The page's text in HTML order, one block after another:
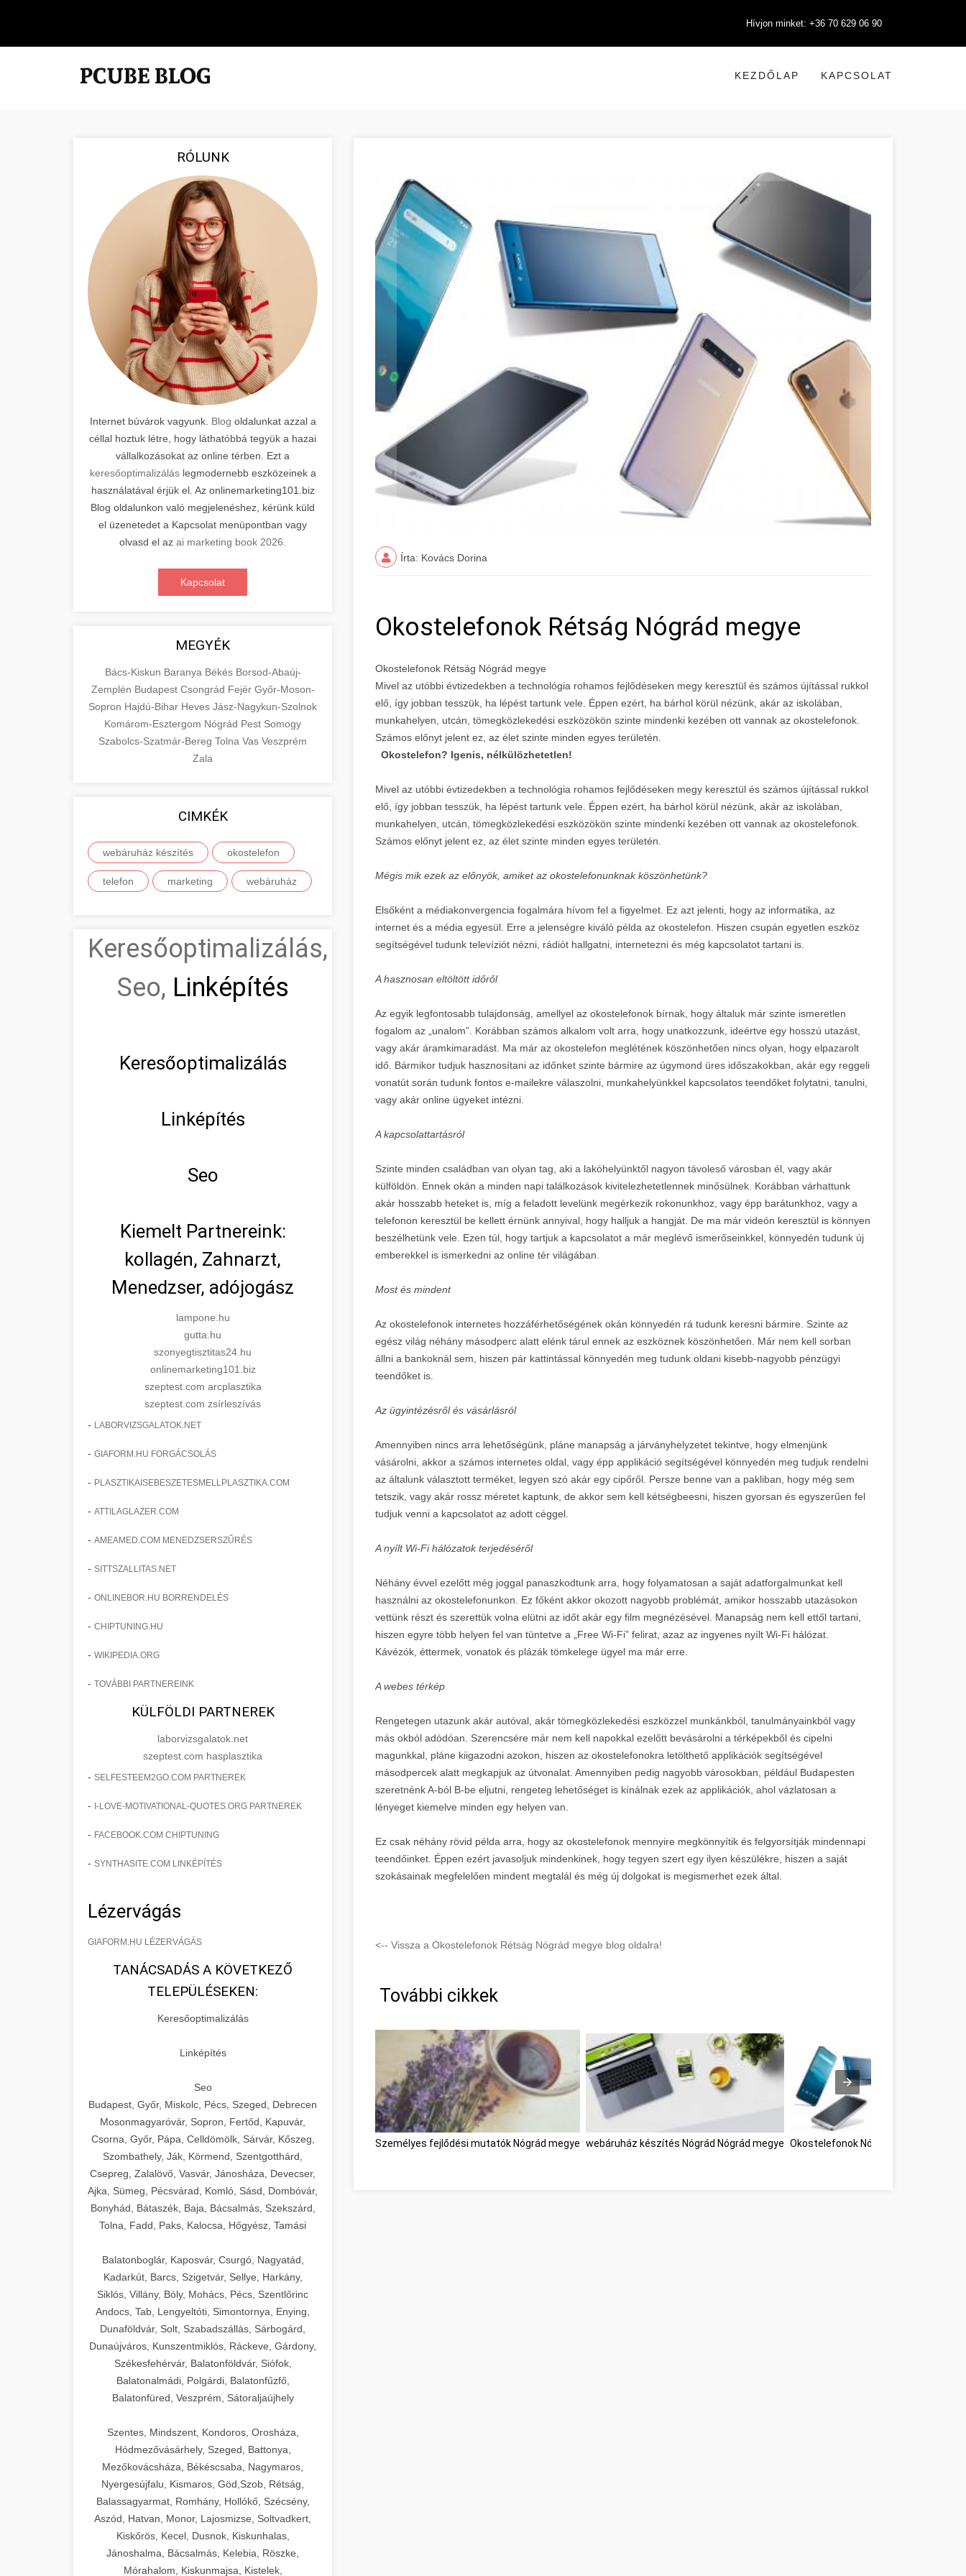
Hívjon minket: +36 70 629 06 90
KEZDŐLAP KAPCSOLAT
RÓLUNK
Internet búvárok vagyunk. Blog oldalunkat azzal a
céllal hoztuk létre, hogy láthatóbbá tegyük a hazai
vállalkozásokat az online térben. Ezt a
keresőoptimalizáláslegmodernebb eszközeinek a
használatával érjük el. Az onlinemarketing101.biz
Blog oldalunkon való megjelenéshez, kérünk küld
el üzenetedet a Kapcsolat menüpontban vagy
olvasd el az ai marketing book 2026
Kapcsolat
MEGYÉK
Bács-Kiskun Baranya Békés Borsod-Abaúj-
Zemplén Budapest Csongrád Fejér Győr-Moson-
Sopron Hajdú-Bihar Heves Jász-Nagykun-Szolnok
Komárom-Esztergom Nógrád Pest Somogy
Szabolcs-Szatmár-Bereg Tolna Vas Veszprém
Zala
CIMKÉK
webáruház készítés okostelefon
telefon marketing webáruház
Keresőoptimalizálás,
Seo, Linképítés
Keresőoptimalizálás
Linképítés
Seo
Kiemelt Partnereink:
kollagén, Zahnarzt,
Menedzser, adójogász
lampone.hu
gutta.hu
szonyegtisztitas24.hu
onlinemarketing101.biz
szeptest.com arcplasztika
szeptest.com zsírleszívás
- LABORVIZSGALATOK.NET
- GIAFORM.HU FORGÁCSOLÁS
- PLASZTIKAISEBESZETESMELLPLASZTIKA.COM
- ATTILAGLAZER.COM
- AMEAMED.COM MENEDZSERSZŰRÉS
- SITTSZALLITAS.NET
- ONLINEBOR.HU BORRENDELÉS
- CHIPTUNING.HU
- WIKIPEDIA.ORG
- TOVÁBBI PARTNEREINK
KÜLFÖLDI PARTNEREK
laborvizsgalatok.net
szeptest.com hasplasztika
- SELFESTEEM2GO.COM PARTNEREK
- I-LOVE-MOTIVATIONAL-QUOTES.ORG PARTNEREK
- FACEBOOK.COM CHIPTUNING
- SYNTHASITE.COM LINKÉPÍTÉS
Lézervágás
GIAFORM.HU LÉZERVÁGÁS
TANÁCSADÁS A KÖVETKEZŐ
TELEPÜLÉSEKEN:
Keresőoptimalizálás
Linképítés
Seo
Budapest, Győr, Miskolc, Pécs, Szeged, Debrecen
Mosonmagyaróvár, Sopron, Fertőd, Kapuvár,
Csorna, Győr, Pápa, Celldömölk, Sárvár, Kőszeg,
Szombathely, Ják, Körmend, Szentgotthárd,
Csepreg, Zalalövő, Vasvár, Jánosháza, Devecser,
Ajka, Sümeg, Pécsvárad, Komló, Sásd, Dombóvár,
Bonyhád, Bátaszék, Baja, Bácsalmás, Szekszárd,
Tolna, Fadd, Paks, Kalocsa, Hőgyész, Tamási
Balatonboglár, Kaposvár, Csurgó, Nagyatád,
Kadarkút, Barcs, Szigetvár, Sellye, Harkány,
Siklós, Villány, Bóly, Mohács, Pécs, Szentlőrinc
Andocs, Tab, Lengyeltóti, Simontornya, Enying,
Dunaföldvár, Solt, Szabadszállás, Sárbogárd,
Dunaújváros, Kunszentmiklós, Ráckeve, Gárdony,
Székesfehérvár, Balatonföldvár, Siófok,
Balatonalmádi, Polgárdi, Balatonfűzfő,
Balatonfüred, Veszprém, Sátoraljaújhely
Szentes, Mindszent, Kondoros, Orosháza,
Hódmezővásárhely, Szeged, Battonya,
Mezőkovácsháza, Békéscsaba, Nagymaros,
Nyergesújfalu, Kismaros, Göd,Szob, Rétság,
Balassagyarmat, Romhány, Hollókő, Szécsény,
Aszód, Hatvan, Monor, Lajosmizse, Soltvadkert,
Kiskőrös, Kecel, Dusnok, Kiskunhalas,
Jánoshalma, Bácsalmás, Kelebia, Röszke,
Mórahalom, Kiskunmajsa, Kistelek,
Írta: Kovács Dorina
Okostelefonok Rétság Nógrád megye
Okostelefonok Rétság Nógrád megye
Mivel az utóbbi évtizedekben a technológia rohamos fejlődéseken megy keresztül és számos újítással rukkol
elő, így jobban tesszük, ha lépést tartunk vele. Éppen ezért, ha bárhol körül nézünk, akár az iskolában,
munkahelyen, utcán, tömegközlekedési eszközökön szinte mindenki kezében ott vannak az okostelefonok.
Számos előnyt jelent ez, az élet szinte minden egyes területén.
Okostelefon? Igenis, nélkülözhetetlen!
Mivel az utóbbi évtizedekben a technológia rohamos fejlődéseken megy keresztül és számos újítással rukkol
elő, így jobban tesszük, ha lépést tartunk vele. Éppen ezért, ha bárhol körül nézünk, akár az iskolában,
munkahelyen, utcán, tömegközlekedési eszközökön szinte mindenki kezében ott vannak az okostelefonok.
Számos előnyt jelent ez, az élet szinte minden egyes területén.
Mégis mik ezek az előnyök, amiket az okostelefonunknak köszönhetünk?
Elsőként a médiakonvergencia fogalmára hívom fel a figyelmet. Ez azt jelenti, hogy az informatika, az
internet és a média egyesül. Erre a jelenségre kiváló példa az okostelefon. Hiszen csupán egyetlen eszköz
segítségével tudunk televíziót nézni, rádiót hallgatni, internetezni és még kapcsolatot tartani is.
A hasznosan eltöltött időről
Az egyik legfontosabb tulajdonság, amellyel az okostelefonok bírnak, hogy általuk már szinte ismeretlen
fogalom az „unalom”. Korábban számos alkalom volt arra, hogy unatkozzunk, ideértve egy hosszú utazást,
vagy akár áramkimaradást. Ma már az okostelefon meglétének köszönhetően nincs olyan, hogy elpazarolt
idő. Bármikor tudjuk hasznosítani az időnket szinte bármire az úgymond üres időszakokban, akár egy reggeli
vonatút során tudunk fontos e-mailekre válaszolni, munkahelyünkkel kapcsolatos teendőket folytatni, tanulni,
vagy akár online ügyeket intézni.
A kapcsolattartásról
Szinte minden családban van olyan tag, aki a lakóhelyünktől nagyon távoleső városban él, vagy akár
külföldön. Ennek okán a minden napi találkozások kivitelezhetetlennek minősülnek. Korábban várhattunk
akár hosszabb heteket is, míg a feladott levelünk megérkezik rokonunkhoz, vagy épp barátunkhoz, vagy a
telefonon keresztül be kellett érnünk annyival, hogy halljuk a hangját. De ma már videón keresztül is könnyen
beszélhetünk vele. Ezen túl, hogy tartjuk a kapcsolatot a már meglévő ismerőseinkkel, könnyedén tudunk új
emberekkel is ismerkedni az online tér világában.
Most és mindent
Az okostelefonok internetes hozzáférhetőségének okán könnyedén rá tudunk keresni bármire. Szinte az
egész világ néhány másodperc alatt elénk tárul ennek az eszköznek köszönhetően. Már nem kell sorban
állni a bankoknál sem, hiszen pár kattintással könnyedén meg tudunk oldani kisebb-nagyobb pénzügyi
teendőket is.
Az ügyintézésről és vásárlásról
Amennyiben nincs arra lehetőségünk, pláne manapság a járványhelyzetet tekintve, hogy elmenjünk
vásárolni, akkor a számos internetes oldal, vagy épp applikáció segítségével könnyedén meg tudjuk rendelni
az általunk választott terméket, legyen szó akár egy cipőről. Persze benne van a pakliban, hogy még sem
tetszik, vagy akár rossz méretet kaptunk, de akkor sem kell kétségbeesni, hiszen gyorsan és egyszerűen fel
tudjuk venni a kapcsolatot az adott céggel.
A nyílt Wi-Fi hálózatok terjedéséről
Néhány évvel ezelőtt még joggal panaszkodtunk arra, hogy folyamatosan a saját adatforgalmunkat kell
használni az okostelefonunkon. Ez főként akkor okozott nagyobb problémát, amikor hosszabb utazásokon
vettünk részt és szerettük volna elütni az időt akár egy film megnézésével. Manapság nem kell ettől tartani,
hiszen egyre több helyen fel van tüntetve a „Free Wi-Fi” felirat, azaz az ingyenes nyílt Wi-Fi hálózat.
Kávézók, éttermek, vonatok és plázák tömkelege ügyel ma már erre.
A webes térkép
Rengetegen utazunk akár autóval, akár tömegközlekedési eszközzel munkánkból, tanulmányainkból vagy
más okból adódóan. Szerencsére már nem kell napokkal ezelőtt bevásárolni a térképekből és cipelni
magunkkal, pláne kiigazodni azokon, hiszen az okostelefonokra letölthető applikációk segítségével
másodpercek alatt megkapjuk az útvonalat. Amennyiben pedig nagyobb városokban, például Budapesten
szeretnénk A-ból B-be eljutni, rengeteg lehetőséget is kínálnak ezek az applikációk, ahol vázlatosan a
lényeget kiemelve minden egy helyen van.
Ez csak néhány rövid példa arra, hogy az okostelefonok mennyire megkönnyítik és felgyorsítják mindennapi
teendőinket. Éppen ezért javasoljuk mindenkinek, hogy tegyen szert egy ilyen készülékre, hiszen a saját
szokásainak megfelelően mindent megtalál és még új dolgokat is megismerhet ezek által.
<-- Vissza a Okostelefonok Rétság Nógrád megye blog oldalra!
További cikkek
Személyes fejlődési mutatók Nógrád megye webáruház készítés Nógrád Nógrád megye Okostelefonok Nógrád Nógrád megye